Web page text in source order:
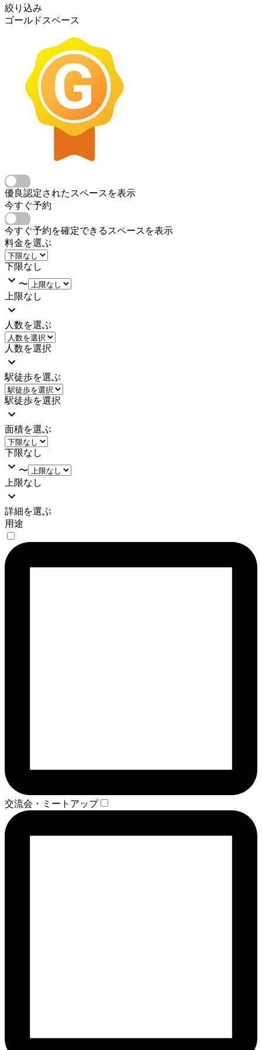
絞り込み
ゴールドスペース
優良認定されたスペースを表示
今すぐ予約
今すぐ予約を確定できるスペースを表示
料金を選ぶ
下限なし
〜
上限なし
人数を選ぶ
人数を選択
駅徒歩を選ぶ
駅徒歩を選択
面積を選ぶ
下限なし
〜
上限なし
詳細を選ぶ
用途
交流会・ミートアップ